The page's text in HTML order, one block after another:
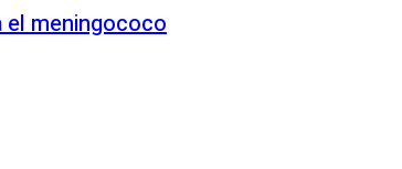
el meningococo